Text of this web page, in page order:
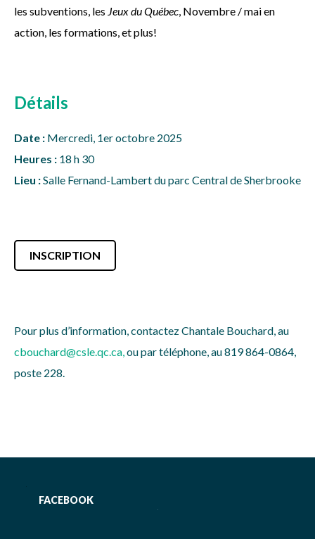
les subventions, les Jeux du Québec, Novembre / mai en
action, les formations, et plus!
Détails
Date : Mercredi, 1er octobre 2025
Heures : 18 h 30
Lieu :Salle Fernand-Lambert du parc Central de Sherbrooke
INSCRIPTION
Pour plus d’information, contactez Chantale Bouchard, au
cbouchard@csle.qc.ca,ou par téléphone, au 819 864-0864,
poste 228.
FACEBOOK